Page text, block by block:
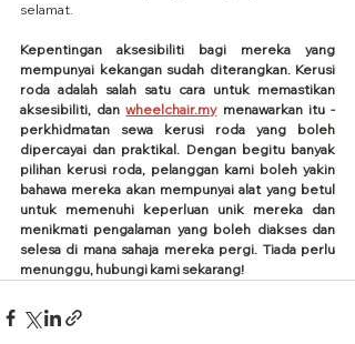
selamat.
Kepentingan aksesibiliti bagi mereka yang
mempunyai kekangan sudah diterangkan. Kerusi
roda adalah salah satu cara untuk memastikan
aksesibiliti, dan wheelchair.my menawarkan itu -
perkhidmatan sewa kerusi roda yang boleh
dipercayai dan praktikal. Dengan begitu banyak
pilihan kerusi roda, pelanggan kami boleh yakin
bahawa mereka akan mempunyai alat yang betul
untuk memenuhi keperluan unik mereka dan
menikmati pengalaman yang boleh diakses dan
selesa di mana sahaja mereka pergi. Tiada perlu
menunggu, hubungi kami sekarang!